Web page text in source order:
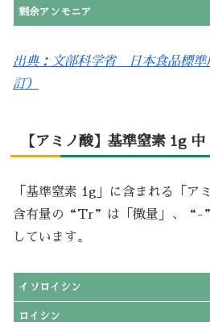
剰余アンモニア
出典：文部科学省 日本食品標準
訂）
【アミノ酸】基準窒素 1g 中
「基準窒素 1g」に含まれる「ア
含有量の“Tr”は「微量」、“-”
しています。
イソロイシン
ロイシン